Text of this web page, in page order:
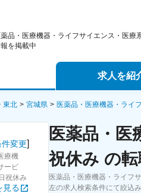
薬品・医療機器・ライフサイエンス・医療
を掲載中
求人を紹
エージェントサー
スカウトサービス
パートナーエージ
東北 宮城県 医薬品・医療機器・ライ
件変更]
療機
ービ
祝休み
見る
医薬品・医
祝休み の
医薬品・医療機器・ライフ
左の求人検索条件にて絞込み